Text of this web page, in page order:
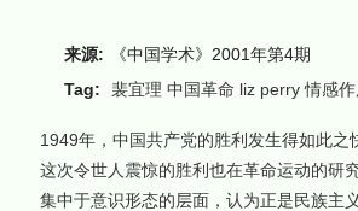
来源:
《中国学术》2001年第4期
Tag:
裴宜理 中国革命 liz perry 情感作
1949年，中国共产党的胜利发生得如此
这次令世人震惊的胜利也在革命运动的研
集中于意识形态的层面，认为正是民族主